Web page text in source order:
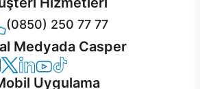
(0850) 250 77 77
Medyada Casper
Facebook
Instagram
Casper Twitter
Casper LinkedIn
Casper YouTube
Casper TikTok
Uygulama